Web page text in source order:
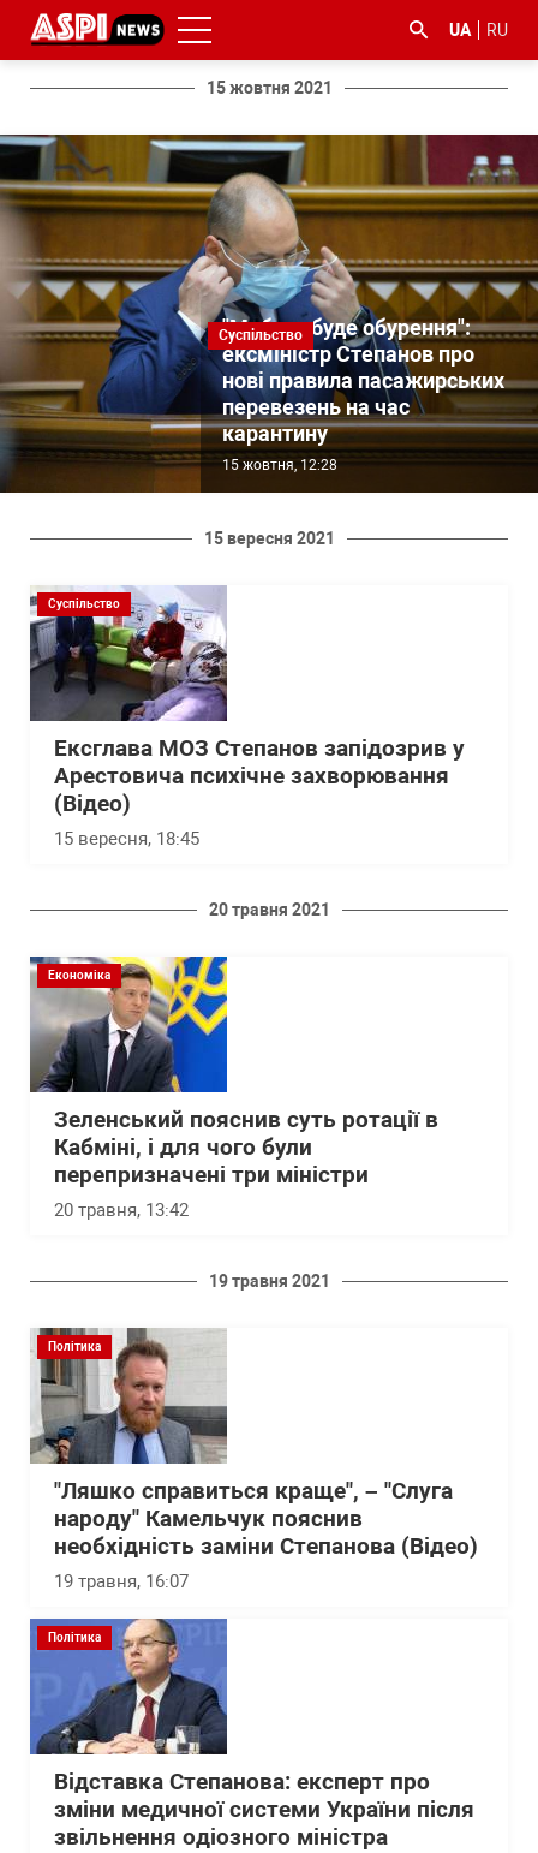
UA RU
15 жовтня 2021
Суспільство
"Мабуть буде обурення":
ексміністр Степанов про
нові правила пасажирських
перевезень на час
карантину
15 жовтня, 12:28
15 вересня 2021
Суспільство
Ексглава МОЗ Степанов запідозрив у
Арестовича психічне захворювання
(Відео)
15 вересня, 18:45
20 травня 2021
Економіка
Зеленський пояснив суть ротації в
Кабміні, і для чого були
перепризначені три міністри
20 травня, 13:42
19 травня 2021
Політика
"Ляшко справиться краще", – "Слуга
народу" Камельчук пояснив
необхідність заміни Степанова (Відео)
19 травня, 16:07
Політика
Відставка Степанова: експерт про
зміни медичної системи України після
звільнення одіозного міністра
#ООС
#боротьба
корупцією
#ДФС #Київ #коронавірус